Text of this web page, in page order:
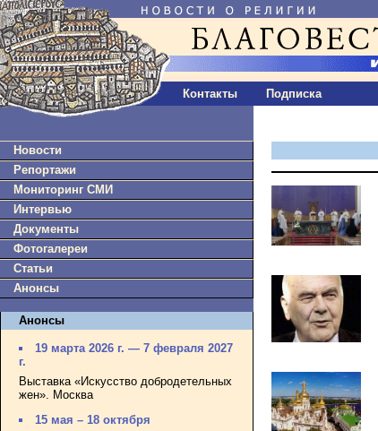
Контакты Подписка
Новости
Репортажи
Мониторинг СМИ
Интервью
Документы
Фотогалереи
Статьи
Анонсы
Анонсы
19 марта 2026 г. — 7 февраля 2027
г.
Выставка «Искусство добродетельных
жен». Москва
15 мая – 18 октября